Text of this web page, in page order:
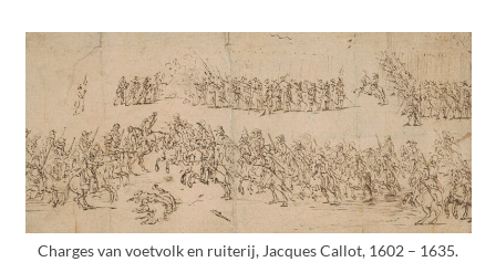
Charges van voetvolk en ruiterij, Jacques Callot, 1602 – 1635.